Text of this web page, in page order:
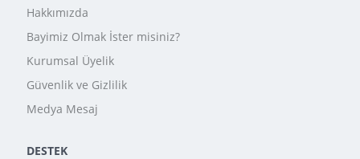
Hakkımızda
Bayimiz Olmak İster misiniz?
Kurumsal Üyelik
Güvenlik ve Gizlilik
Medya Mesaj
DESTEK